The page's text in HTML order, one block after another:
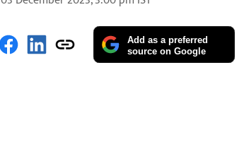
Add as a preferred
source on Google